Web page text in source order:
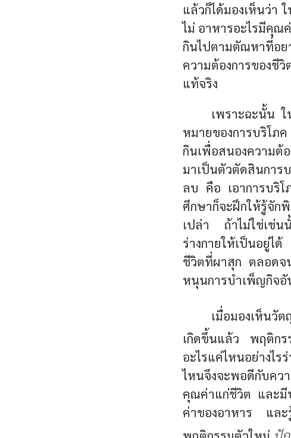
แล้วก็ได้มองเห็นว่า
ไม่ อาหารอะไรมีคุณ
กินไปตามตัณหาที่อย
ความต้องการของชีวิ
แท้จริง
เพราะฉะนั้น
หมายของการบริโภ
กินเพื่อสนองความต้อ
มาเป็นตัวตัดสินการ
ลบ คือ เอาการบริโ
ศึกษาก็จะฝึกให้รู้จัก
เปล่า ถ้าไม่ใช่เช่น
ร่างกายให้เป็นอยู่ไ
ชีวิตที่ผาสุก ตลอดจ
หนุนการบำเพ็ญกิจอั
เมื่อมองเห็นวั
เกิดขึ้นแล้ว พฤติกร
อะไรแค่ไหนอย่างไ
ไหนจึงจะพอดีกับคว
คุณค่าแก่ชีวิต และมี
ค่าของอาหาร และ